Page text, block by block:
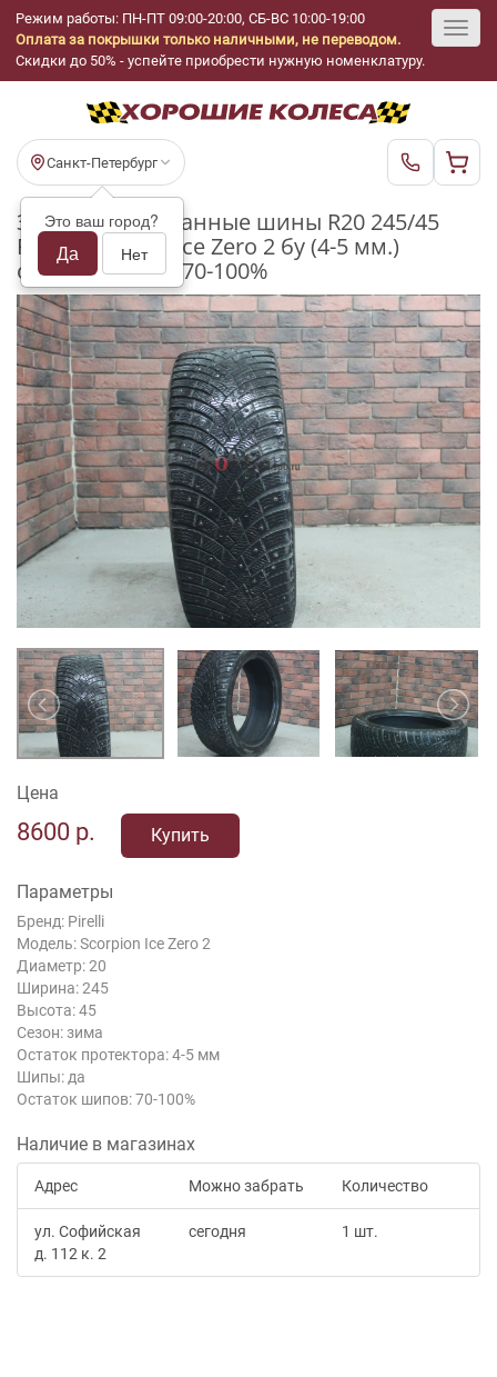
Режим работы: ПН-ПТ 09:00-20:00, СБ-ВС 10:00-19:00
Оплата за покрышки только наличными, не переводом.
Скидки до 50% - успейте приобрести нужную номенклатуру.
Санкт-Петербург
Это ваш город?
Да Нет
Зимние шипованные шины R20 245/45
Pirelli Scorpion Ice Zero 2 бу (4-5 мм.)
остаток шипов 70-100%
Цена
8600 р. Купить
Параметры
Бренд: Pirelli
Модель: Scorpion Ice Zero 2
Диаметр: 20
Ширина: 245
Высота: 45
Сезон: зима
Остаток протектора: 4-5 мм
Шипы: да
Остаток шипов: 70-100%
Наличие в магазинах
Адрес Можно забрать Количество
ул. Софийская
д. 112 к. 2
сегодня 1 шт.